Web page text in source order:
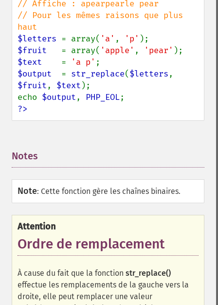
// Affiche : apearpearle pear
// Pour les mêmes raisons que plus
$letters = array( 'a' , 'p'
$fruit = array( 'apple' , 'pear'
$text = 'a p'
$output = str_replace($letters
$fruit, $text );
echo $output, PHP_EOL
?>
Notes
Note: Cette fonction gère les chaînes binaires.
Attention
Ordre de remplacement
À cause du fait que la fonction str_replace()
effectue les remplacements de la gauche vers la
droite, elle peut remplacer une valeur